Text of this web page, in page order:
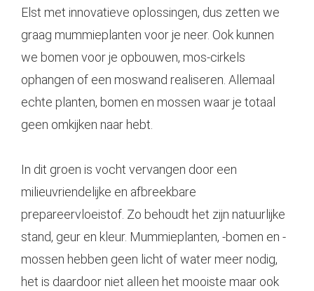
Elst met innovatieve oplossingen, dus zetten we
graag mummieplanten voor je neer. Ook kunnen
we bomen voor je opbouwen, mos-cirkels
ophangen of een moswand realiseren. Allemaal
echte planten, bomen en mossen waar je totaal
geen omkijken naar hebt.
In dit groen is vocht vervangen door een
milieuvriendelijke en afbreekbare
prepareervloeistof. Zo behoudt het zijn natuurlijke
stand, geur en kleur. Mummieplanten, -bomen en -
mossen hebben geen licht of water meer nodig,
het is daardoor niet alleen het mooiste maar ook